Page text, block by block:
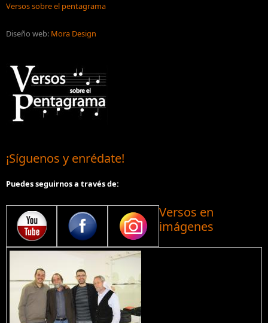
Versos sobre el pentagrama
Diseño web: Mora Design
¡Síguenos y enrédate!
Puedes seguirnos a través de:
Versos en
imágenes